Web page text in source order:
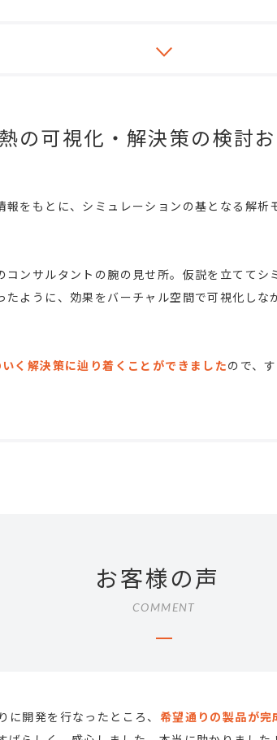
熱の可視化・解決策の検討
をもとに、シミュレーションの基となる解析
コンサルタントの腕の見せ所。仮説を立てて
たように、効果をバーチャル空間で可視化しな
く解決策に辿り着くことができましたので、
お客様の声
COMMENT
に開発を行なったところ、 希望通りの製品が完